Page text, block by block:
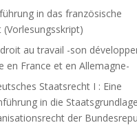
in das französische
droit au travail -son
en France et en Allemagne-
Staatsrecht I : Eine
in die
der